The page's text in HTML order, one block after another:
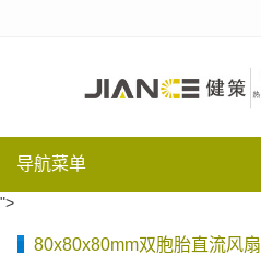
导航菜单
">
80x80x80mm双胞胎直流风扇